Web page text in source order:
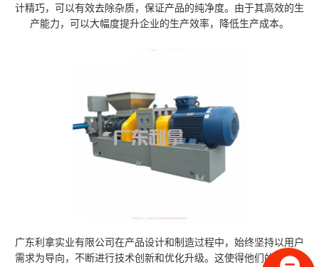
计精巧，可以有效去除杂质，保证产品的纯净度。由于其高效的生
产能力，可以大幅度提升企业的生产效率，降低生产成本。
广东利拿实业有限公司在产品设计和制造过程中，始终坚持以用户
需求为导向，不断进行技术创新和优化升级。这使得他们的强制喂